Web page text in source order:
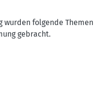
wurden folgende Themen
gebracht.